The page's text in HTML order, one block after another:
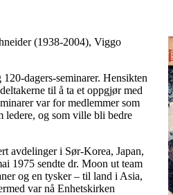
(1938-2004), Viggo
dagers-seminarer. Hensikten
til å ta et oppgjør med
var for medlemmer som
ledere, og som ville bli bedre
avdelinger i Sør-Korea, Japan,
1975 sendte dr. Moon ut team
og en tysker – til land i Asia,
var nå Enhetskirken